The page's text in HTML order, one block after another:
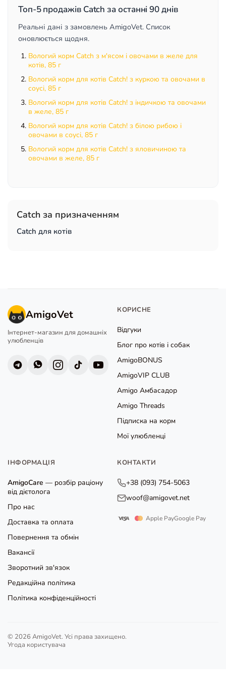
Топ-5 продажів Catch за останні 90 днів
Реальні дані з замовлень AmigoVet. Список
оновлюється щодня.
Вологий корм Catch з м'ясом і овочами в желе для
котів, 85 г
Вологий корм для котів Catch! з куркою та овочами в
соусі, 85 г
Вологий корм для котів Catch! з індичкою та овочами
в желе, 85 г
Вологий корм для котів Catch! з білою рибою і
овочами в соусі, 85 г
Вологий корм для котів Catch! з яловичиною та
овочами в желе, 85 г
Catch за призначенням
Catch для котів
AmigoVet
Інтернет-магазин для домашніх
улюбленців
КОРИСНЕ
Відгуки
Блог про котів і собак
AmigoBONUS
AmigoVIP CLUB
Amigo Амбасадор
Amigo Threads
Підписка на корм
Мої улюбленці
ІНФОРМАЦІЯ
AmigoCare — розбір раціону
від дієтолога
Про нас
Доставка та оплата
Повернення та обмін
Вакансії
Зворотний зв'язок
Редакційна політика
Політика конфіденційності
КОНТАКТИ
+38 (093) 754-5063
woof@amigovet.net
Apple PayGoogle Pay
© 2026 AmigoVet. Усі права захищено.
Угода користувача